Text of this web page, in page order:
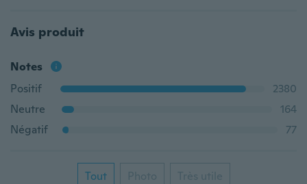
Avis produit
Notes
Positif
2380
Neutre
164
Négatif
77
Tout Photo Très utile